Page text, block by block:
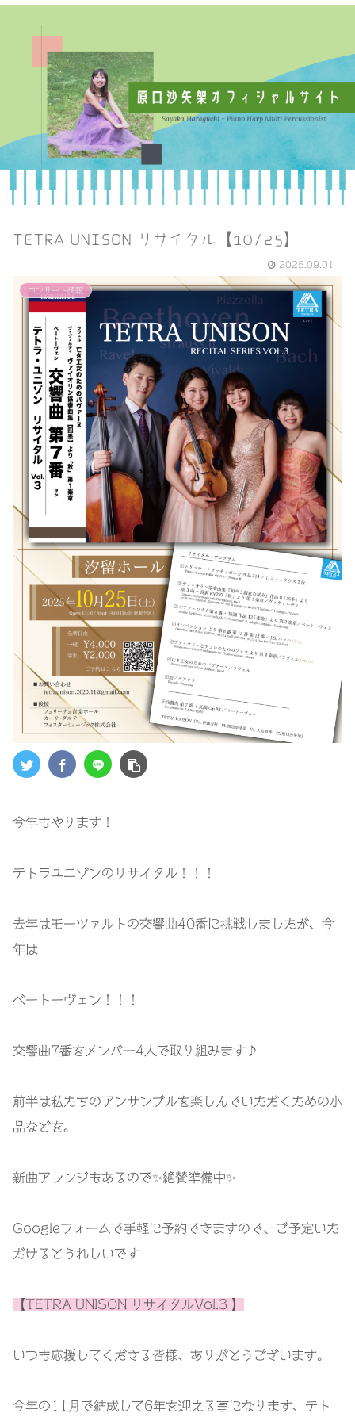
TETRA UNISON リサイタル【10/25】
2025.09.01
コンサート情報
今年もやります！
テトラユニゾンのリサイタル！！！
去年はモーツァルトの交響曲40番に挑戦しましたが、今
年は
ベートーヴェン！！！
交響曲7番をメンバー4人で取り組みます♪
前半は私たちのアンサンブルを楽しんでいただくための小
品などを。
新曲アレンジもあるので✨絶賛準備中✨
Googleフォームで手軽に予約できますので、ご予定いた
だけるとうれしいです
【TETRA UNISON リサイタルVol.3 】
いつも応援してくださる皆様、ありがとうございます。
今年の11月で結成して6年を迎える事になります、テト